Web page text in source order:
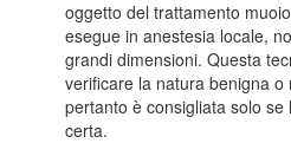
oggetto del trattamento
esegue in anestesia locale,
grandi dimensioni. Questa
verificare la natura benigna
pertanto è consigliata solo
certa.